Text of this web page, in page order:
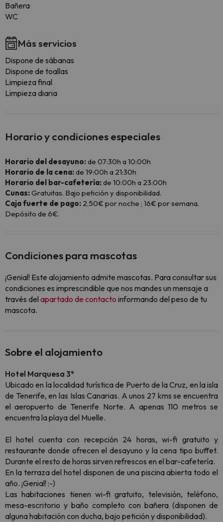
Bañera
WC
Más servicios
Dispone de sábanas
Dispone de toallas
Limpieza final
Limpieza diaria
Horario y condiciones especiales
Horario del desayuno:de 07:30h a 10:00h
Horario de la cena:de 19:00h a 21:30h
Horario del bar-cafetería:de 10:00h a 23:00h
Cunas:Gratuitas. Bajo petición y disponibilidad.
Caja fuerte de pago: 2,50€ por noche ; 16€ por semana.
Depósito de 6€.
Condiciones para mascotas
¡Genial! Este alojamiento admite mascotas. Para consultar sus
condiciones es imprescindible que nos mandes un mensaje a
través del apartado de contacto informando del peso de tu
mascota.
Sobre el alojamiento
Hotel Marquesa 3*
Ubicado en la localidad turística de Puerto de la Cruz, en la isla
de Tenerife, en las Islas Canarias. A unos 27 kms se encuentra
el aeropuerto de Tenerife Norte. A apenas 110 metros se
encuentra la playa del Muelle.
El hotel cuenta con recepción 24 horas, wi-fi gratuito y
restaurante donde ofrecen el desayuno y la cena tipo buffet.
Durante el resto de horas sirven refrescos en el bar-cafetería.
En la terraza del hotel disponen de una piscina abierta todo el
año. ¡Genial! :-)
Las habitaciones tienen wi-fi gratuito, televisión, teléfono,
mesa-escritorio y baño completo con bañera (disponen de
alguna habitación con ducha, bajo petición y disponibilidad).